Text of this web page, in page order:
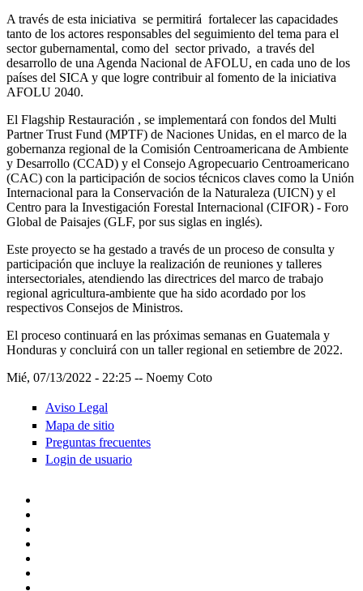
A través de esta iniciativa se permitirá fortalecer las capacidades
tanto de los actores responsables del seguimiento del tema para el
sector gubernamental, como del sector privado, a través del
desarrollo de una Agenda Nacional de AFOLU, en cada uno de los
países del SICA y que logre contribuir al fomento de la iniciativa
AFOLU 2040.
El Flagship Restauración , se implementará con fondos del Multi
Partner Trust Fund (MPTF) de Naciones Unidas, en el marco de la
gobernanza regional de la Comisión Centroamericana de Ambiente
y Desarrollo (CCAD) y el Consejo Agropecuario Centroamericano
(CAC) con la participación de socios técnicos claves como la Unión
Internacional para la Conservación de la Naturaleza (UICN) y el
Centro para la Investigación Forestal Internacional (CIFOR) - Foro
Global de Paisajes (GLF, por sus siglas en inglés).
Este proyecto se ha gestado a través de un proceso de consulta y
participación que incluye la realización de reuniones y talleres
intersectoriales, atendiendo las directrices del marco de trabajo
regional agricultura-ambiente que ha sido acordado por los
respectivos Consejos de Ministros.
El proceso continuará en las próximas semanas en Guatemala y
Honduras y concluirá con un taller regional en setiembre de 2022.
Mié, 07/13/2022 - 22:25 -- Noemy Coto
Aviso Legal
Mapa de sitio
Preguntas frecuentes
Login de usuario